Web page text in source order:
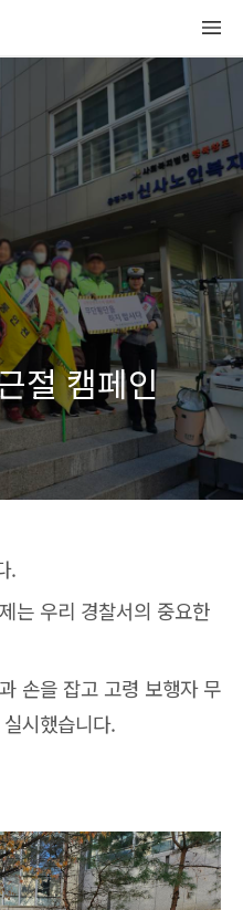
절 캠페인
.
는 우리 경찰서의 중요한
손을 잡고 고령 보행자 무
시했습니다.